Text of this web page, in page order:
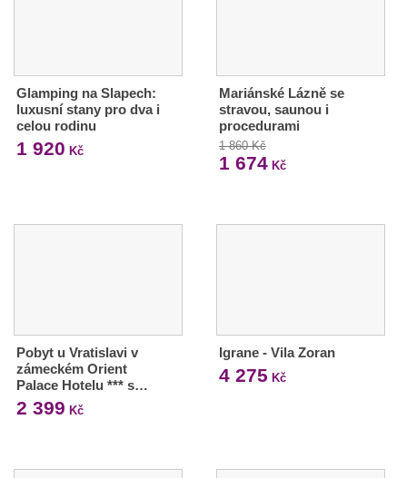
Glamping na Slapech:
luxusní stany pro dva i
celou rodinu
1 920 Kč
Mariánské Lázně se
stravou, saunou i
procedurami
1 860 Kč
1 674Kč
Pobyt u Vratislavi v
zámeckém Orient
Palace Hotelu *** s…
2 399 Kč
Igrane - Vila Zoran
4 275 Kč